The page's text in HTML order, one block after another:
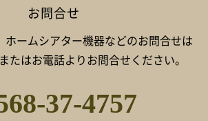
お問合せ
ホームシアター機器などのお問合せは
たはお電話よりお問合せください。
37-4757